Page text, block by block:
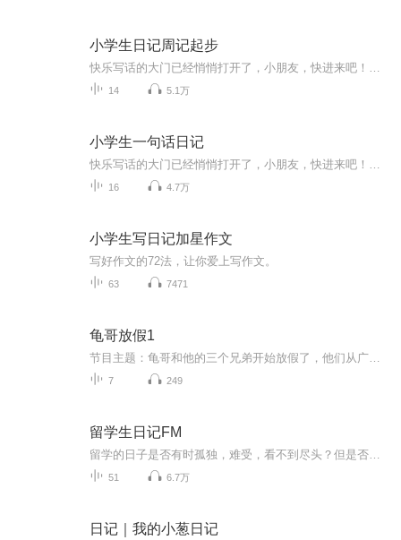
小学生日记周记起步
14 5.1万
小学生一句话日记
16 4.7万
小学生写日记加星作文
写好作文的72法，让你爱上写作文。
63 7471
龟哥放假1
7 249
留学生日记FM
51 6.7万
日记｜我的小葱日记